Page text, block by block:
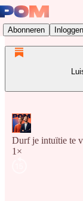
Abonneren Inloggen
Durf je intuïtie te
1×